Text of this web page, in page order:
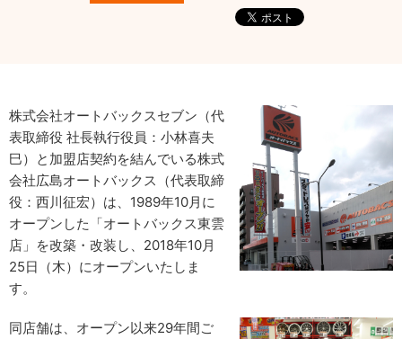
株式会社オートバックスセブン（代
表取締役 社長執行役員：小林喜夫
巳）と加盟店契約を結んでいる株式
会社広島オートバックス（代表取締
役：西川征宏）は、1989年10月に
オープンした「オートバックス東雲
店」を改築・改装し、2018年10月
25日（木）にオープンいたしま
す。
同店舗は、オープン以来29年間ご